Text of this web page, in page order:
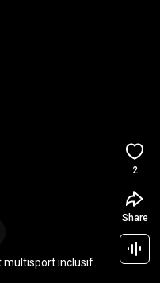
multisport inclusif
2
Share